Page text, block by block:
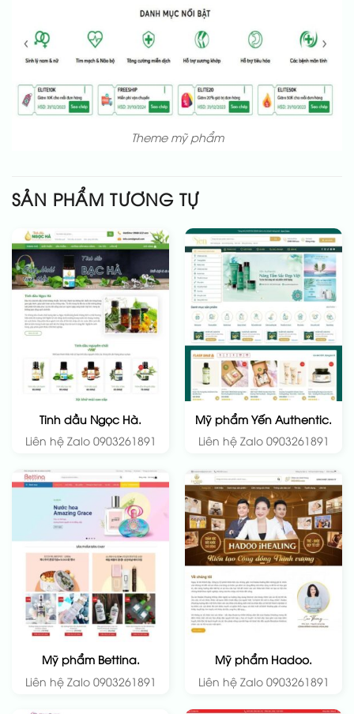
Theme mỹ phẩm
SẢN PHẨM TƯƠNG TỰ
Tinh dầu Ngọc Hà.
Liên hệ Zalo 0903261891
Mỹ phẩm Yến Authentic.
Liên hệ Zalo 0903261891
Mỹ phẩm Bettina.
Liên hệ Zalo 0903261891
Mỹ phẩm Hadoo.
Liên hệ Zalo 0903261891